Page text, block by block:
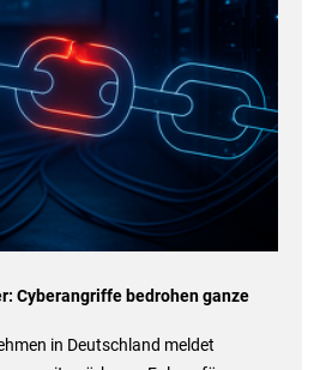
Cyberangriffe bedrohen ganze
in Deutschland meldet